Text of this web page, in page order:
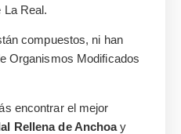
Real.
compuestos, ni han
Organismos Modificados
encontrar el mejor
Rellena de Anchoa y